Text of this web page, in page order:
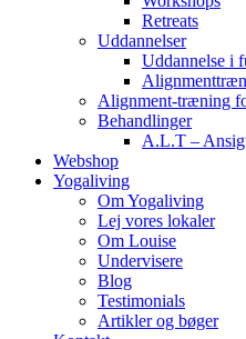
Retreats
Uddannelser
Uddannelse i
Alignment-træning
Behandlinger
A.L.T –
Webshop
Yogaliving
Om Yogaliving
Lej vores lokaler
Om Louise
Undervisere
Blog
Testimonials
Artikler og bøger